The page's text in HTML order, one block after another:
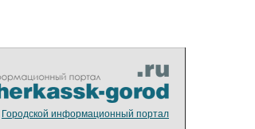
Городской информационный портал